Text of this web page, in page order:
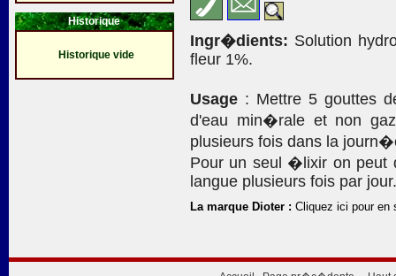
Historique
Historique vide
Ingr�dients: Solution
fleur 1%.
Usage : Mettre 5 gouttes
d'eau min�rale et non
plusieurs fois dans la
Pour un seul �lixir on peut
langue plusieurs fois par jour.
La marque Dioter : Cliquez ici pour en